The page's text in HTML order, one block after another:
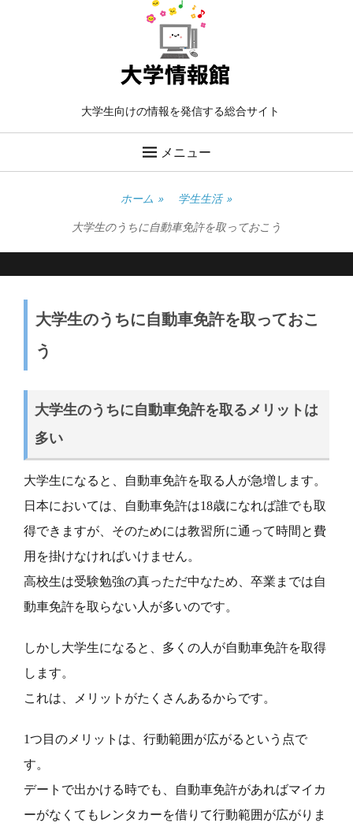
大学生向けの情報を発信する総合サイト
メニュー
ホーム » 学生生活 »
大学生のうちに自動車免許を取っておこう
大学生のうちに自動車免許を取っておこ
う
大学生のうちに自動車免許を取るメリットは
多い
大学生になると、自動車免許を取る人が急増します。
日本においては、自動車免許は18歳になれば誰でも取
得できますが、そのためには教習所に通って時間と費
用を掛けなければいけません。
高校生は受験勉強の真っただ中なため、卒業までは自
動車免許を取らない人が多いのです。
しかし大学生になると、多くの人が自動車免許を取得
します。
これは、メリットがたくさんあるからです。
1つ目のメリットは、行動範囲が広がるという点で
す。
デートで出かける時でも、自動車免許があればマイカ
ーがなくてもレンタカーを借りて行動範囲が広がりま